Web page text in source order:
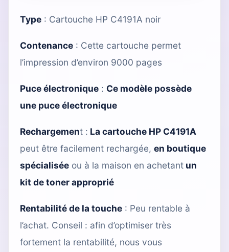
Type : Cartouche HP C4191A noir
Contenance : Cette cartouche permet
l’impression d’environ 9000 pages
Puce électronique : Ce modèle possède
une puce électronique
Rechargement : La cartouche HP C4191A
peut être facilement rechargée, en boutique
spécialisée ou à la maison en achetant un
kit de toner approprié
Rentabilité de la touche : Peu rentable à
l’achat. Conseil : afin d’optimiser très
fortement la rentabilité, nous vous